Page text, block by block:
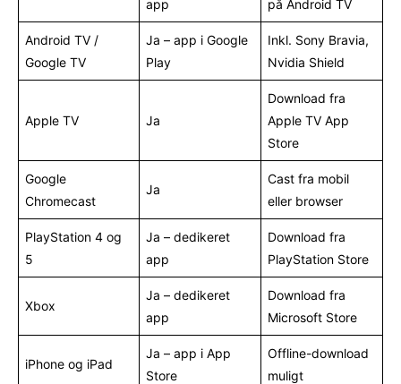
app på Android TV
Android TV /
Google TV
Ja – app i Google
Play
Inkl. Sony Bravia,
Nvidia Shield
Apple TV Ja
Download fra
Apple TV App
Store
Google
Chromecast
Ja
Cast fra mobil
eller browser
PlayStation 4 og
5
Ja – dedikeret
app
Download fra
PlayStation Store
Xbox
Ja – dedikeret
app
Download fra
Microsoft Store
iPhone og iPad
Ja – app i App
Store
Offline-download
muligt